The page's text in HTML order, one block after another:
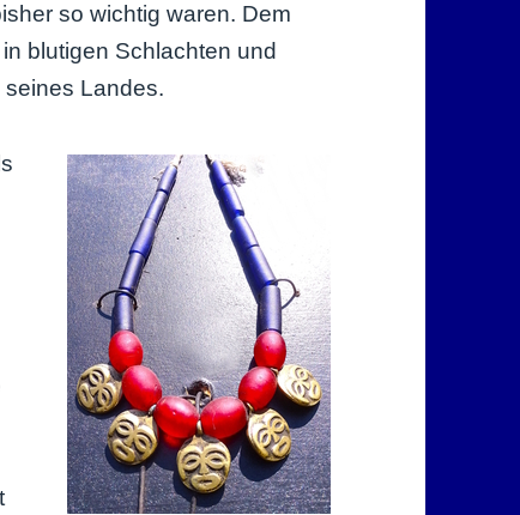
so wichtig waren. Dem
blutigen Schlachten und
Landes.